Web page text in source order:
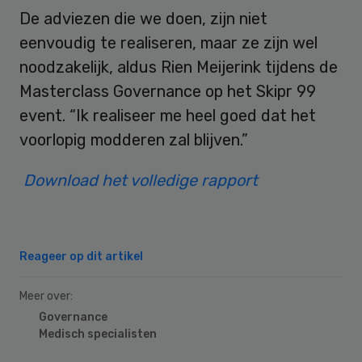
De adviezen die we doen, zijn niet
eenvoudig te realiseren, maar ze zijn wel
noodzakelijk, aldus Rien Meijerink tijdens de
Masterclass Governance op het Skipr 99
event. “Ik realiseer me heel goed dat het
voorlopig modderen zal blijven.”
Download het volledige rapport
Reageer op dit artikel
Meer over:
Governance
Medisch specialisten